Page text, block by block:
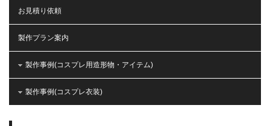
お見積り依頼
製作プラン案内
製作事例(コスプレ用造形物・アイテム)
製作事例(コスプレ衣装)